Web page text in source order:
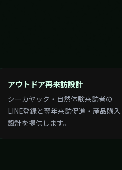
アウトドア再来訪設計
シーカヤック・自然体験来訪者の
LINE登録と翌年来訪促進・産品購入
設計を提供します。